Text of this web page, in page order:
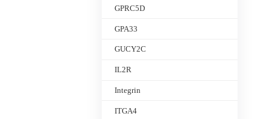
GPRC5D
GPA33
GUCY2C
IL2R
Integrin
ITGA4